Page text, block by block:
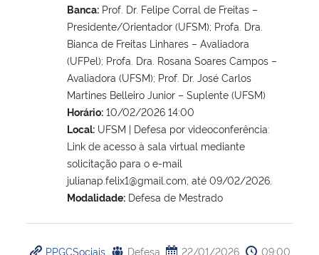
Banca: Prof. Dr. Felipe Corral de Freitas –
Presidente/Orientador (UFSM); Profa. Dra.
Bianca de Freitas Linhares – Avaliadora
(UFPel); Profa. Dra. Rosana Soares Campos –
Avaliadora (UFSM); Prof. Dr. José Carlos
Martines Belleiro Junior – Suplente (UFSM)
Horário: 10/02/2026 14:00
Local: UFSM | Defesa por videoconferência:
Link de acesso à sala virtual mediante
solicitação para o e-mail
julianap.felix1@gmail.com, até 09/02/2026.
Modalidade: Defesa de Mestrado
PPGCSociais Defesa 22/01/2026 09:00